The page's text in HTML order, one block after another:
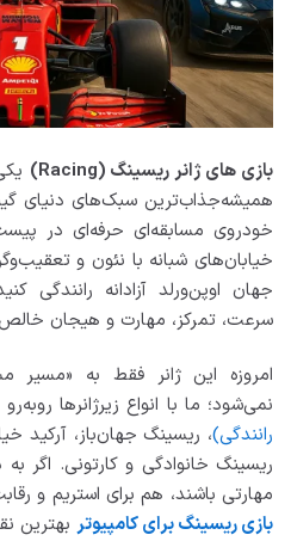
بازی های ژانر ریسینگ (Racing)
همیشه‌جذاب‌ترین سبک‌های دنیای
خودروی مسابقه‌ای حرفه‌ای در
خیابان‌های شبانه با نئون و
جهان اوپن‌ورلد آزادانه رانندگی
سرعت، تمرکز، مهارت و هیجان
امروزه این ژانر فقط به
نمی‌شود؛ ما با انواع زیرژانرها
رانندگی)، ریسینگ جهان‌باز، آرکید
ریسینگ خانوادگی و کارتونی. اگر
مهارتی باشند، هم برای استریم و
بازی ریسینگ برای کامپیوتر بهترین